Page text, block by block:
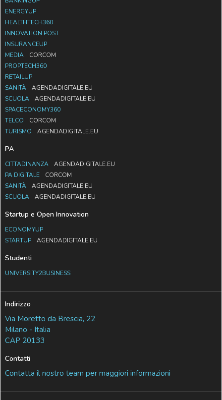
ENERGYUP
HEALTHTECH360
INNOVATION POST
INSURANCEUP
MEDIA
CORCOM
PROPTECH360
RETAILUP
SANITÀ
AGENDADIGITALE.EU
SCUOLA
AGENDADIGITALE.EU
SPACECONOMY360
TELCO
CORCOM
TURISMO
AGENDADIGITALE.EU
PA
CITTADINANZA
AGENDADIGITALE.EU
PA DIGITALE
CORCOM
SANITÀ
AGENDADIGITALE.EU
SCUOLA
AGENDADIGITALE.EU
Startup e Open Innovation
ECONOMYUP
STARTUP
AGENDADIGITALE.EU
Studenti
UNIVERSITY2BUSINESS
Indirizzo
Via Moretto da Brescia, 22
Milano - Italia
CAP 20133
Contatti
Contatta il nostro team per maggiori informazioni